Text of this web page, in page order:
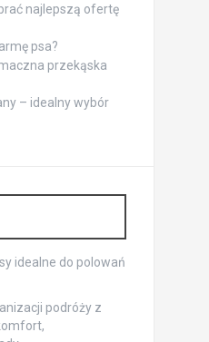
najlepszą ofertę
psa?
przekąska
– idealny wybór
idealne do polowań
podróży z